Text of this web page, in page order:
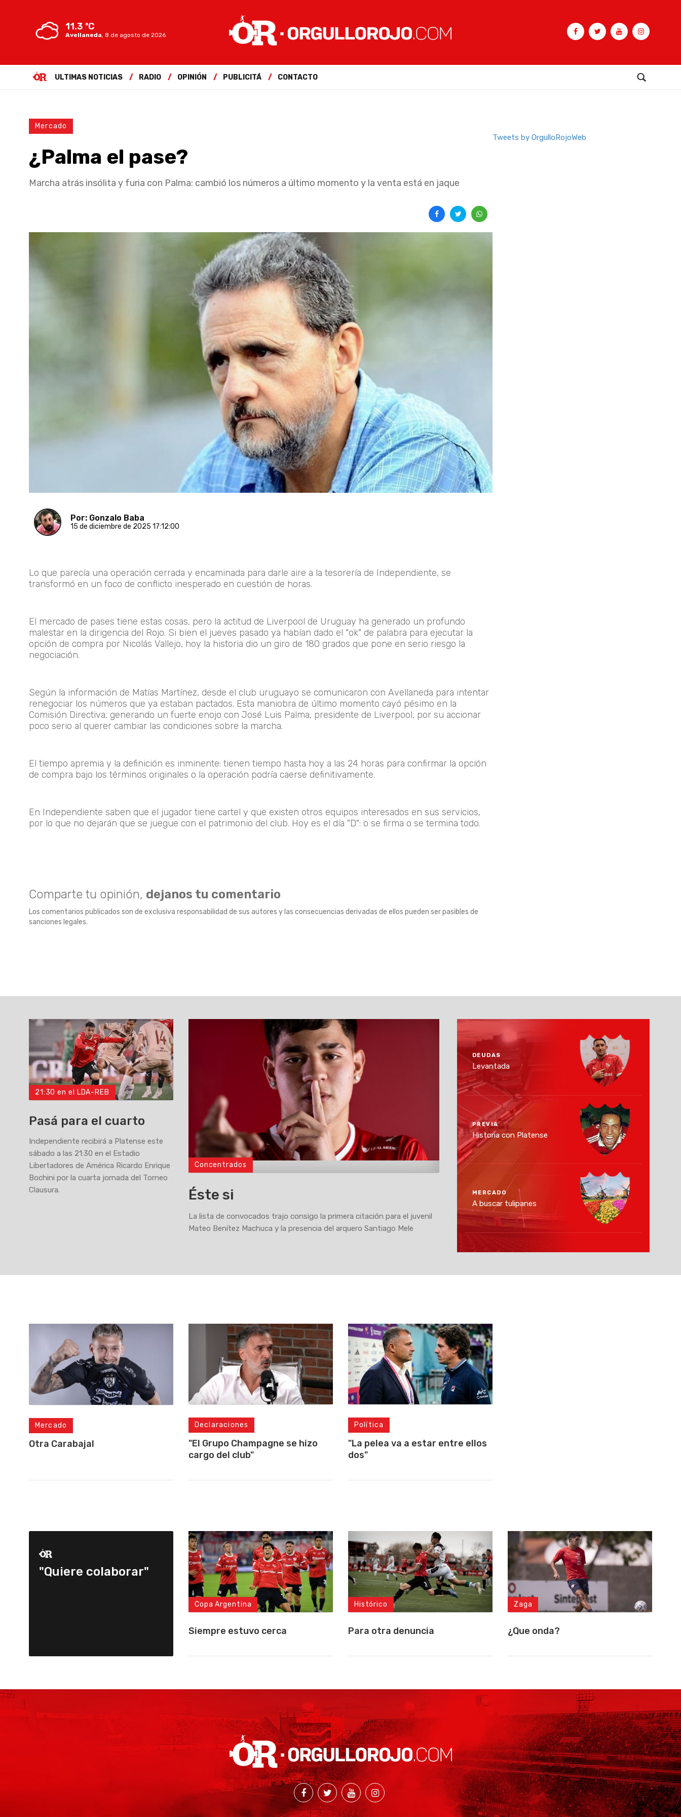
11.3 ºC
Avellaneda, 8 de agosto de 2026
ULTIMAS NOTICIAS RADIO OPINIÓN PUBLICITÁ CONTACTO
Mercado
¿Palma el pase?
Marcha atrás insólita y furia con Palma: cambió los números a último momento y la venta está en jaque
Por: Gonzalo Baba
15 de diciembre de 2025 17:12:00
Lo que parecía una operación cerrada y encaminada para darle aire a la tesorería de Independiente, se
transformó en un foco de conflicto inesperado en cuestión de horas.
El mercado de pases tiene estas cosas, pero la actitud de Liverpool de Uruguay ha generado un profundo
malestar en la dirigencia del Rojo. Si bien el jueves pasado ya habían dado el "ok" de palabra para ejecutar la
opción de compra por Nicolás Vallejo, hoy la historia dio un giro de 180 grados que pone en serio riesgo la
negociación.
Según la información de Matías Martínez, desde el club uruguayo se comunicaron con Avellaneda para intentar
renegociar los números que ya estaban pactados. Esta maniobra de último momento cayó pésimo en la
Comisión Directiva, generando un fuerte enojo con José Luis Palma, presidente de Liverpool, por su accionar
poco serio al querer cambiar las condiciones sobre la marcha.
El tiempo apremia y la definición es inminente: tienen tiempo hasta hoy a las 24 horas para confirmar la opción
de compra bajo los términos originales o la operación podría caerse definitivamente.
En Independiente saben que el jugador tiene cartel y que existen otros equipos interesados en sus servicios,
por lo que no dejarán que se juegue con el patrimonio del club. Hoy es el día "D": o se firma o se termina todo.
Comparte tu opinión, dejanos tu comentario
Los comentarios publicados son de exclusiva responsabilidad de sus autores y las consecuencias derivadas de ellos pueden ser pasibles de
sanciones legales.
Tweets by OrgulloRojoWeb
21:30 en el LDA-REB
Pasá para el cuarto
Independiente recibirá a Platense este
sábado a las 21:30 en el Estadio
Libertadores de América Ricardo Enrique
Bochini por la cuarta jornada del Torneo
Clausura.
Concentrados
Éste si
La lista de convocados trajo consigo la primera citación para el juvenil
Mateo Benítez Machuca y la presencia del arquero Santiago Mele
DEUDAS
Levantada
PREVIA
Historia con Platense
MERCADO
A buscar tulipanes
Mercado
Otra Carabajal
Declaraciones
"El Grupo Champagne se hizo
cargo del club"
Política
"La pelea va a estar entre ellos
dos"
"Quiere colaborar"
Copa Argentina
Siempre estuvo cerca
Histórico
Para otra denuncia
Zaga
¿Que onda?